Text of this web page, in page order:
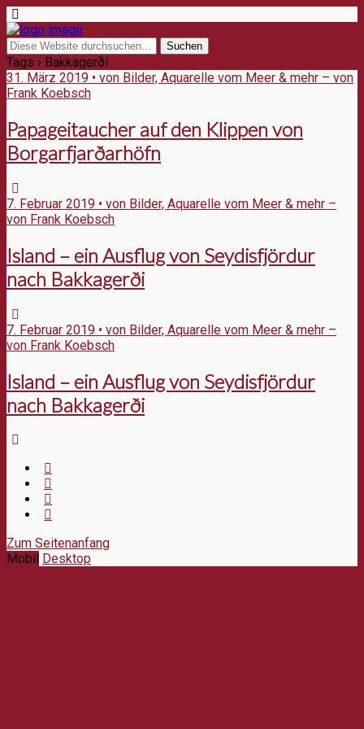
Tags › Bakkagerði
31. März 2019 • von Bilder, Aquarelle vom Meer & mehr – von
Frank Koebsch
Papageitaucher auf den Klippen von
Borgarfjarðarhöfn
7. Februar 2019 • von Bilder, Aquarelle vom Meer & mehr –
von Frank Koebsch
Island – ein Ausflug von Seydisfjördur
nach Bakkagerði
7. Februar 2019 • von Bilder, Aquarelle vom Meer & mehr –
von Frank Koebsch
Island – ein Ausflug von Seydisfjördur
nach Bakkagerði
Zum Seitenanfang
Mobil
Desktop